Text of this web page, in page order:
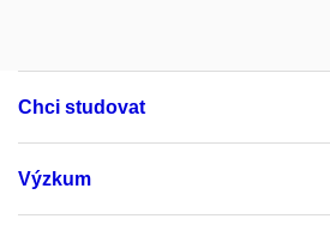
Chci studovat
Výzkum